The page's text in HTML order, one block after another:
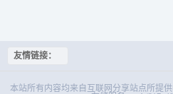
友情链接：
本站所有内容均来自互联网分享站点所提